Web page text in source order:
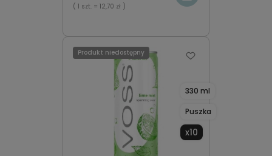
( 1 szt. = 12,70 zł )
330 ml
Puszka
x10
Produkt niedostępny